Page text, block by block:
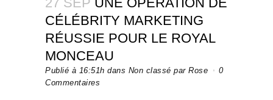
CÉLÉBRITY MARKETING
RÉUSSIE POUR LE ROYAL
MONCEAU
Publié à 16:51h dans Non classé par Rose
0
Commentaires